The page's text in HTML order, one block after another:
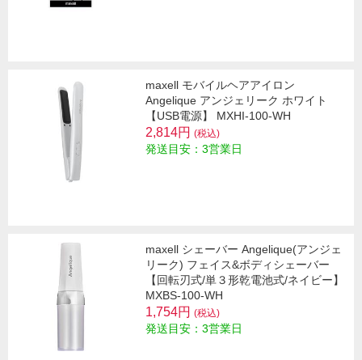
maxell モバイルヘアアイロン
Angelique アンジェリーク ホワイト
【USB電源】 MXHI-100-WH
2,814円 (税込)
発送目安：3営業日
maxell シェーバー Angelique(アンジェ
リーク) フェイス&ボディシェーバー
【回転刃式/単３形乾電池式/ネイビー】
MXBS-100-WH
1,754円 (税込)
発送目安：3営業日